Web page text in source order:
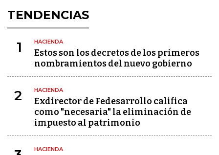
TENDENCIAS
1 HACIENDA
Estos son los decretos de los primeros
nombramientos del nuevo gobierno
2 HACIENDA
Exdirector de Fedesarrollo califica
como "necesaria" la eliminación de
impuesto al patrimonio
HACIENDA